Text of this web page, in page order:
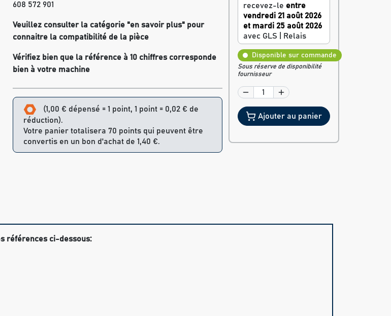
608 572 901
Veuillez consulter la catégorie "en savoir plus" pour
connaitre la compatibilité de la pièce
Vérifiez bien que la référence à 10 chiffres corresponde
bien à votre machine
(1,00 € dépensé = 1 point, 1 point = 0,02 € de
réduction).
Votre panier totalisera 70 points qui peuvent être
convertis en un bon d'achat de 1,40 €.
recevez-le entre
vendredi 21 août 2026
et mardi 25 août 2026
avec GLS | Relais
Disponible sur commande
Sous réserve de disponibilité
fournisseur
Ajouter au panier
références ci-dessous: